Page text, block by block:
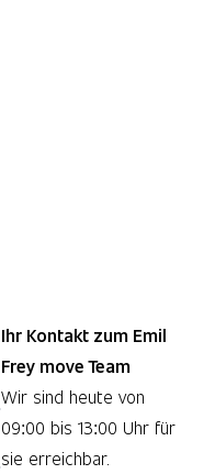
Ihr Kontakt zum Emil
Frey move Team
Wir sind heute von
09:00 bis 13:00 Uhr für
sie erreichbar.